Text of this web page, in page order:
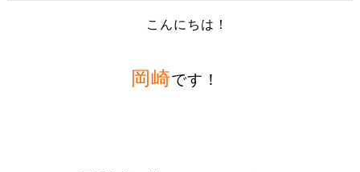
こんにちは！
岡崎です！